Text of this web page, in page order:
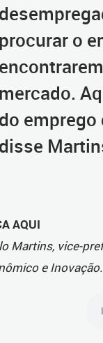
procurar o
mercado.
do emprego
disse
AQUI
Martins, vice-
e Inovação.